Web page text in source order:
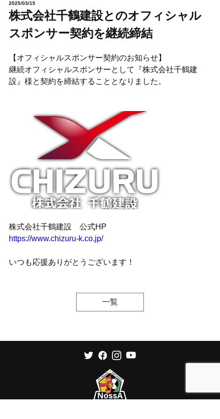
2025/03/15
株式会社千鶴建設とのオフィシャル
スポンサー契約を継続締結
【オフィシャルスポンサー契約のお知らせ】
継続オフィシャルスポンサーとして『株式会社千鶴建
設』様と契約を締結することとなりました。
株式会社千鶴建設 公式HP
https://www.chizuru-k.co.jp/
いつも応援ありがとうございます！
一覧